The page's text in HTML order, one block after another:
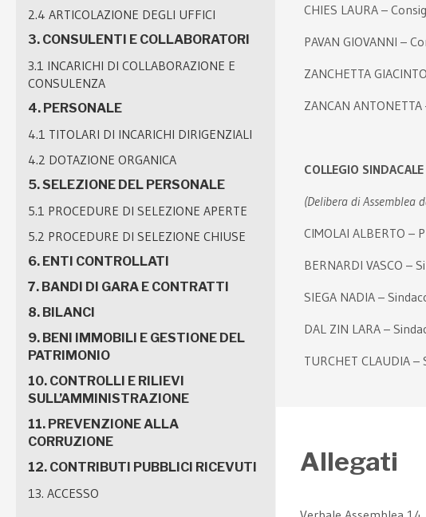
2.4 ARTICOLAZIONE DEGLI UFFICI
3. CONSULENTI E COLLABORATORI
3.1 INCARICHI DI COLLABORAZIONE E
CONSULENZA
4. PERSONALE
4.1 TITOLARI DI INCARICHI DIRIGENZIALI
4.2 DOTAZIONE ORGANICA
5. SELEZIONE DEL PERSONALE
5.1 PROCEDURE DI SELEZIONE APERTE
5.2 PROCEDURE DI SELEZIONE CHIUSE
6. ENTI CONTROLLATI
7. BANDI DI GARA E CONTRATTI
8. BILANCI
9. BENI IMMOBILI E GESTIONE DEL
PATRIMONIO
10. CONTROLLI E RILIEVI
SULL’AMMINISTRAZIONE
11. PREVENZIONE ALLA
CORRUZIONE
12. CONTRIBUTI PUBBLICI RICEVUTI
13. ACCESSO
CHIES LAURA –
PAVAN GIOVANNI –
ZANCHETTA
ZANCAN
COLLEGIO
(Delibera di Assemblea
CIMOLAI ALBERTO –
BERNARDI VASCO –
SIEGA NADIA –
DAL ZIN LARA –
TURCHET CLAUDIA
Allegati